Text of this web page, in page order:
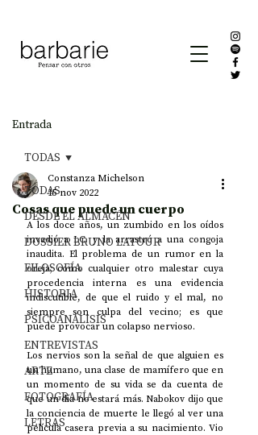
Entrada
TODAS
DESDE EL ALMACÉN
DOSSIER BRUNO LATOUR
FILOSOFÍA
HISTORIA
PSICOANÁLISIS
ENTREVISTAS
ARTE
FOTOGRAFÍA
LETRAS
TODAS
Cosas que puede un cuerpo
Constanza Michelson
15 nov 2022
A los doce años, un zumbido en los oídos
invadió a I.C. y la arrastró a una congoja
inaudita. El problema de un rumor en la
oreja; como cualquier otro malestar cuya
procedencia interna es una evidencia
indiscutible, de que el ruido y el mal, no
siempre son culpa del vecino; es que
puede provocar un colapso nervioso.
Los nervios son la señal de que alguien es
un humano, una clase de mamífero que en
un momento de su vida se da cuenta de
que un día no estará más. Nabokov dijo que
la conciencia de muerte le llegó al ver una
película casera previa a su nacimiento. Vio